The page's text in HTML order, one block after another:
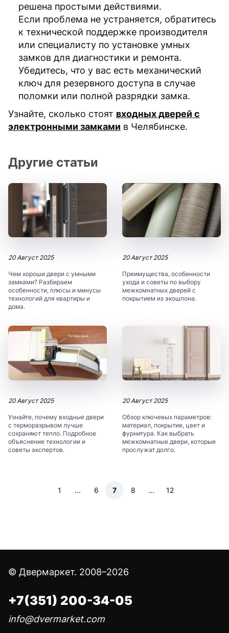
решена простыми действиями.
Если проблема не устраняется, обратитесь
к технической поддержке производителя
или специалисту по установке умных
замков для диагностики и ремонта.
Убедитесь, что у вас есть механический
ключ для резервного доступа в случае
поломки или полной разрядки замка.
Узнайте, сколько стоят входных дверей с
электронными замками в Челябинске.
Другие статьи
20 Август 2025
Чем хороши двери с умными
замками? Разбираем
особенности, плюсы и минусы
технологий для квартиры и
дома.
20 Август 2025
Преимущества, особенности
ухода и советы по выбору
межкомнатных дверей с
покрытием из экошпона.
20 Август 2025
Узнайте, почему входные двери
с терморазрывом лучше
сохраняют тепло. Подробное
объяснение технологии и
советы экспертов.
20 Август 2025
Обзор ключевых параметров:
материал, покрытие, цвет и
фурнитура. Как выбрать
межкомнатные двери, которые
прослужат долго.
1 ... 6 7 8 ... 12
© Двермаркет. 2008–2026
+7(351) 200-34-05
info@dvermarket.com